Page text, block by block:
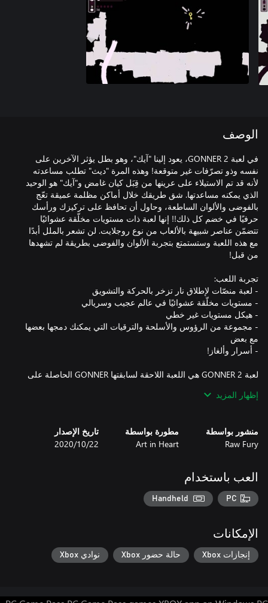
الوصف
في لعبة GONNER 2، يعود إلينا "آيك"، وهو بطل يؤثر الآخرين على
نفسه وذو تصرّفات غير متوقعة! وهذه المرة "ديث" تطلب مساعدته
لأنه قد تم الاستيلاء على عرينها من قِبَل كيان غامض و"آيك" هو الوحيد
الذي يمكنه مساعدتها. شق طريقك خلال أماكن مظلمة عميقة تعّج
بالفوضى والألوان الساطعة، وحاول أن تحافظ على تركيزك ورأسك
حرفيًا في خضم كل ذلك!! إنها لعبة ذات مستويات مخلّقة عشوائيًا
تتضمّن عناصر شبيهة بالألعاب من نوع روجلايت. لن تشعر بالملل أبدًا
مع هذه اللعبة وستستمتع بتجربة الألوان والفوضى بطريقة لم تشهدها
- مجموعة من الرؤوس والأسلحة والترقيات التي يمكنك دمجها بعضها
لعبة GONNER 2 هي اللعبة اللاحقة لسابقتها GONNER الحاصلة على
إظهار المزيد
منشور بواسطة
Raw Fury
مطورة بواسطة
Art in Heart
تاريخ الإصدار
22‏/10‏/2020
العب باستخدام
PC
Handheld
الإمكانات
إنجازات Xbox حالة حضور Xbox نوادي Xbox